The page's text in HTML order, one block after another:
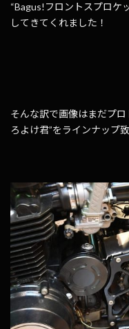
“Bagus!フロントスプロケ
してきてくれました！
そんな訳で画像はまだプ
ろよけ君”をラインナップ